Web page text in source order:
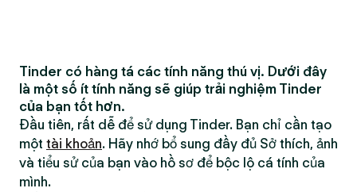
Tinder có hàng tá các tính năng thú vị. Dưới đây
là một số ít tính năng sẽ giúp trải nghiệm Tinder
của bạn tốt hơn.
Đầu tiên, rất dễ để sử dụng Tinder. Bạn chỉ cần tạo
một tài khoản. Hãy nhớ bổ sung đầy đủ Sở thích, ảnh
và tiểu sử của bạn vào hồ sơ để bộc lộ cá tính của
mình.